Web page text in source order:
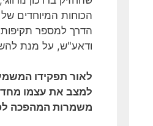
הכוחות המיוחדים
הדרך למספר תקיפות
ודאע"ש, על מנת
לאור תפקידו
למצב את עצמו
משמרות המהפכה